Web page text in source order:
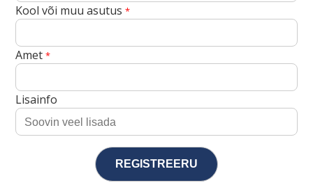
Kool või muu asutus*
Amet*
Lisainfo